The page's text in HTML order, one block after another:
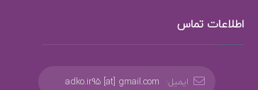
اطلاعات تماس
ایمیل: adko.ir95 [at] gmail.com